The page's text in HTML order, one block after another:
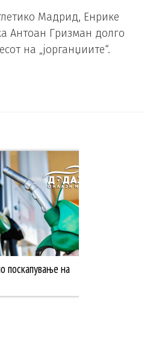
Мадрид, Енрике
Антоан Гризман долго
на „јорганџиите“.